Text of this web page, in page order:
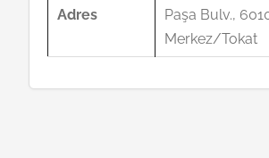
Adres
Paşa Bulv.,
Merkez/Tokat